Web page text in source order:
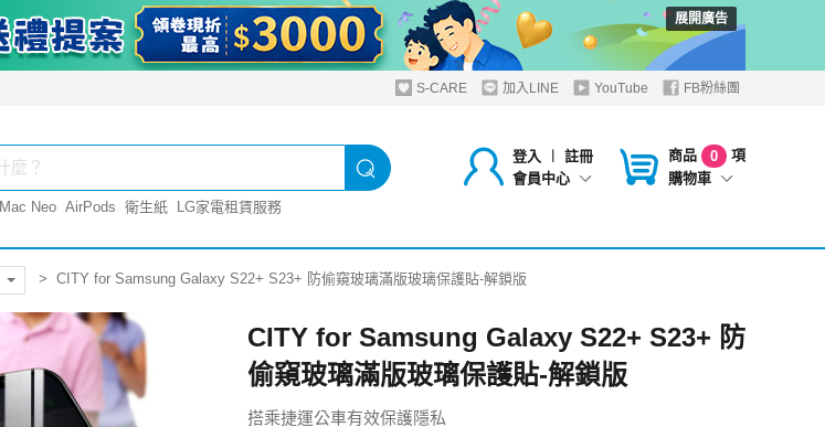
展開廣告
S-CARE 加入LINE YouTube FB粉絲團
登入 ︱
註冊
會員中心
商品 0
項
購物車
Mac Neo AirPods 衛生紙 LG家電租賃服務
CITY for Samsung Galaxy S22+ S23+ 防偷窺玻璃滿版玻璃保護貼-解鎖版
CITY for Samsung Galaxy S22+ S23+ 防
偷窺玻璃滿版玻璃保護貼-解鎖版
搭乘捷運公車有效保護隱私